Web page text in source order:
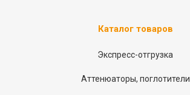
Каталог товаров
Экспресс-отгрузка
Аттенюаторы, поглотители